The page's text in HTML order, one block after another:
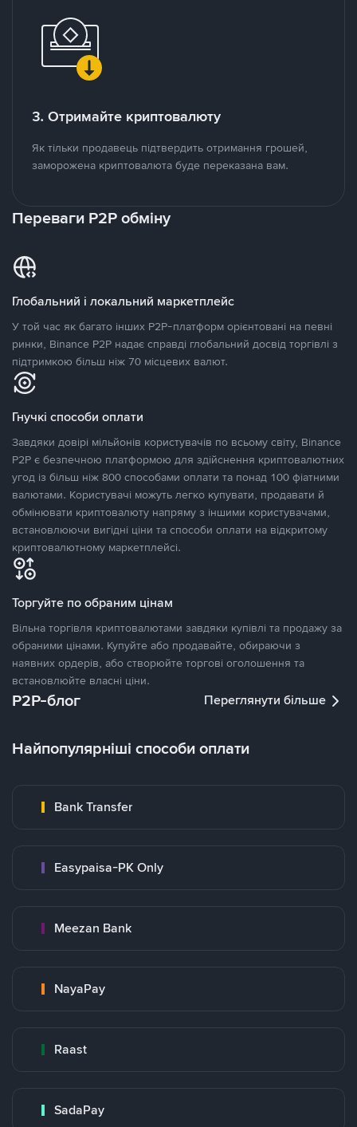
3. Отримайте криптовалюту
Як тільки продавець підтвердить отримання грошей,
заморожена криптовалюта буде переказана вам.
Переваги P2P обміну
Глобальний і локальний маркетплейс
У той час як багато інших P2P-платформ орієнтовані на певні
ринки, Binance P2P надає справді глобальний досвід торгівлі з
підтримкою більш ніж 70 місцевих валют.
Гнучкі способи оплати
Завдяки довірі мільйонів користувачів по всьому світу, Binance
P2P є безпечною платформою для здійснення криптовалютних
угод із більш ніж 800 способами оплати та понад 100 фіатними
валютами. Користувачі можуть легко купувати, продавати й
обмінювати криптовалюту напряму з іншими користувачами,
встановлюючи вигідні ціни та способи оплати на відкритому
криптовалютному маркетплейсі.
Торгуйте по обраним цінам
Вільна торгівля криптовалютами завдяки купівлі та продажу за
обраними цінами. Купуйте або продавайте, обираючи з
наявних ордерів, або створюйте торгові оголошення та
встановлюйте власні ціни.
P2P-блог Переглянути більше
Найпопулярніші способи оплати
Bank Transfer
Easypaisa-PK Only
Meezan Bank
NayaPay
Raast
SadaPay